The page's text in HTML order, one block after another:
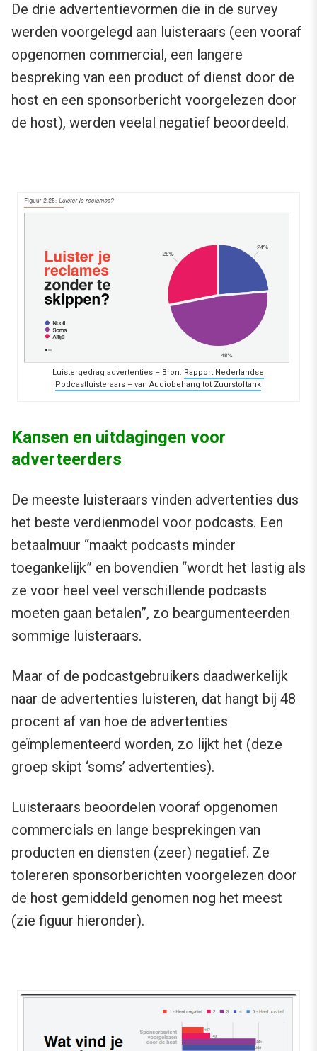
De drie advertentievormen die in de survey
werden voorgelegd aan luisteraars (een vooraf
opgenomen commercial, een langere
bespreking van een product of dienst door de
host en een sponsorbericht voorgelezen door
de host), werden veelal negatief beoordeeld.
Luistergedrag advertenties – Bron: Rapport Nederlandse
Podcastluisteraars – van Audiobehang tot Zuurstoftank
Kansen en uitdagingen voor
adverteerders
De meeste luisteraars vinden advertenties dus
het beste verdienmodel voor podcasts. Een
betaalmuur “maakt podcasts minder
toegankelijk” en bovendien “wordt het lastig als
ze voor heel veel verschillende podcasts
moeten gaan betalen”, zo beargumenteerden
sommige luisteraars.
Maar of de podcastgebruikers daadwerkelijk
naar de advertenties luisteren, dat hangt bij 48
procent af van hoe de advertenties
geïmplementeerd worden, zo lijkt het (deze
groep skipt ‘soms’ advertenties).
Luisteraars beoordelen vooraf opgenomen
commercials en lange besprekingen van
producten en diensten (zeer) negatief. Ze
tolereren sponsorberichten voorgelezen door
de host gemiddeld genomen nog het meest
(zie figuur hieronder).